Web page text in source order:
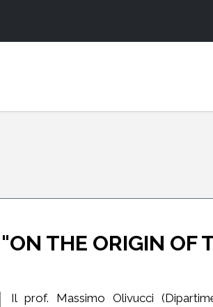
THE ORIGIN OF
Il prof. Massimo Olivucci